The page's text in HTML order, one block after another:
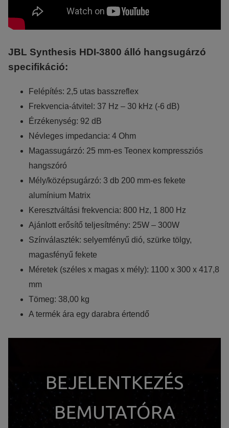
JBL Synthesis HDI-3800 álló hangsugárzó
specifikáció:
Felépítés: 2,5 utas basszreflex
Frekvencia-átvitel: 37 Hz – 30 kHz (-6 dB)
Érzékenység: 92 dB
Névleges impedancia: 4 Ohm
Magassugárzó: 25 mm-es Teonex kompressziós
hangszóró
Mély/középsugárzó: 3 db 200 mm-es fekete
alumínium Matrix
Keresztváltási frekvencia: 800 Hz, 1 800 Hz
Ajánlott erősítő teljesítmény: 25W – 300W
Színválaszték: selyemfényű dió, szürke tölgy,
magasfényű fekete
Méretek (széles x magas x mély): 1100 x 300 x 417,8
mm
Tömeg: 38,00 kg
A termék ára egy darabra értendő
BEJELENTKEZÉS
BEMUTATÓRA